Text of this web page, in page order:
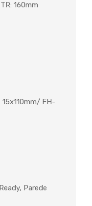
160mm
FH-
Parede